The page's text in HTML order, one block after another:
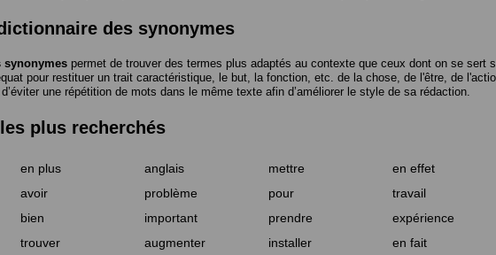
des synonymes
synonymes permet de trouver des termes plus adaptés au contexte que ceux dont on se sert
pour restituer un trait caractéristique, le but, la fonction, etc. de la chose, de l'être, de
une répétition de mots dans le même texte afin d’améliorer le style de sa rédaction.
plus recherchés
en plus anglais mettre en effet
avoir problème pour travail
bien important prendre expérience
trouver augmenter installer en fait